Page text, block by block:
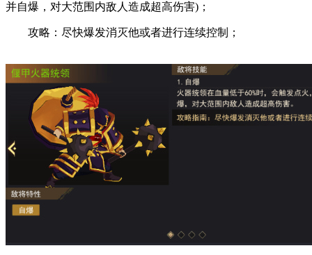
并自爆，对大范围内敌人造成超高伤害)；
攻略：尽快爆发消灭他或者进行连续控制；